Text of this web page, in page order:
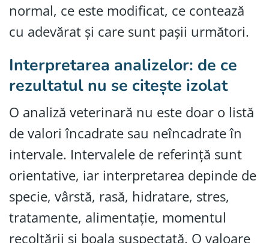
normal, ce este modificat, ce contează
cu adevărat și care sunt pașii următori.
Interpretarea analizelor: de ce
rezultatul nu se citește izolat
O analiză veterinară nu este doar o listă
de valori încadrate sau neîncadrate în
intervale. Intervalele de referință sunt
orientative, iar interpretarea depinde de
specie, vârstă, rasă, hidratare, stres,
tratamente, alimentație, momentul
recoltării și boala suspectată. O valoare